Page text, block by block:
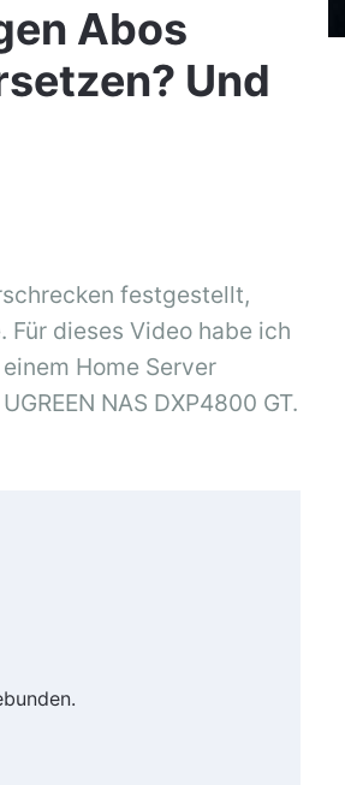
Abos
Und
festgestellt,
dieses Video habe ich
Home Server
NAS DXP4800 GT.